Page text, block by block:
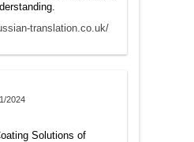
translation.co.uk/
2024
Solutions of